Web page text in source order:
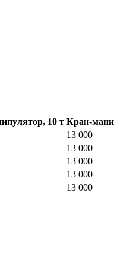
10 т Кран-
13 000
13 000
13 000
13 000
13 000